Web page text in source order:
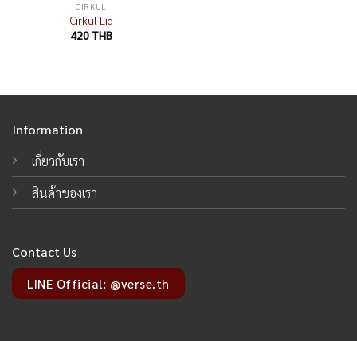
CIRKUL
Cirkul Lid
420 THB
Information
เกี่ยวกับเรา
สินค้าของเรา
Contact Us
LINE Official: @verse.th